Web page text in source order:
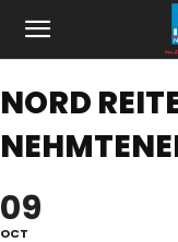
NORD
09
OCT